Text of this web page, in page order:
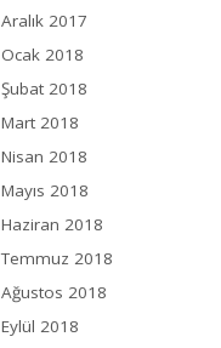
Aralık 2017
Ocak 2018
Şubat 2018
Mart 2018
Nisan 2018
Mayıs 2018
Haziran 2018
Temmuz 2018
Ağustos 2018
Eylül 2018